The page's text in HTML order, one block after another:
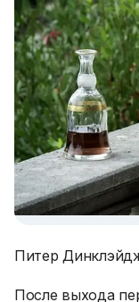
Питер
После выхода